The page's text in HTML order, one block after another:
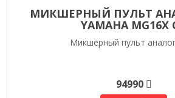
МИКШЕРНЫЙ ПУЛЬТ
YAMAHA MG16X
Микшерный пульт
94990